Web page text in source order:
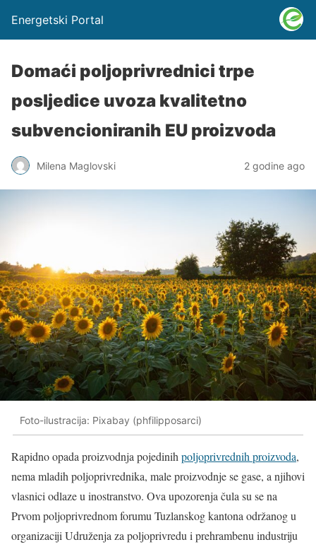
Energetski Portal
Domaći poljoprivrednici trpe
posljedice uvoza kvalitetno
subvencioniranih EU proizvoda
Milena Maglovski 2 godine ago
Foto-ilustracija: Pixabay (phfilipposarci)
Rapidno opada proizvodnja pojedinihpoljoprivrednih proizvoda,
nema mladih poljoprivrednika, male proizvodnje se gase, a njihovi
vlasnici odlaze u inostranstvo. Ova upozorenja čula su se na
Prvom poljoprivrednom forumu Tuzlanskog kantona održanog u
organizaciji Udruženja za poljoprivredu i prehrambenu industriju